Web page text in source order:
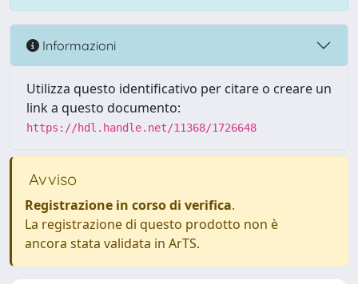
Informazioni
Utilizza questo identificativo per citare o creare un
link a questo documento:
https://hdl.handle.net/11368/1726648
Avviso
Registrazione in corso di verifica.
La registrazione di questo prodotto non è
ancora stata validata in ArTS.